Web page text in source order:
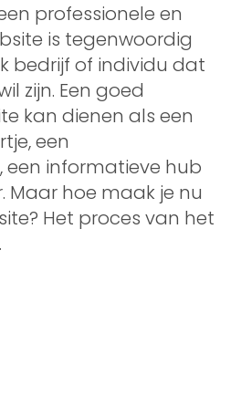
professionele en
is tegenwoordig
bedrijf of individu dat
zijn. Een goed
kan dienen als een
een
informatieve hub
Maar hoe maak je nu
Het proces van het